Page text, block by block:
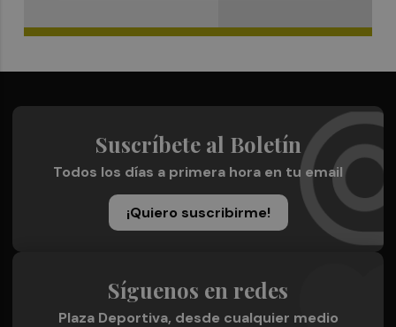
Suscríbete al Boletín
Todos los días a primera hora en tu email
¡Quiero suscribirme!
Síguenos en redes
Plaza Deportiva, desde cualquier medio